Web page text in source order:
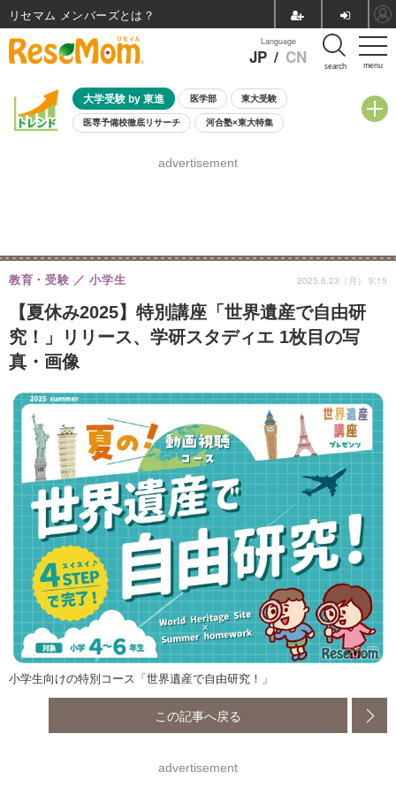
menu
Language
JP / CN search
大学受験 by 東進 医学部 東大受験
医専予備校徹底リサーチ 河合塾×東大特集
8月開催学校説明会・相談会
advertisement
【夏休み2025】特別講座「世界遺産で自由研
究！」リリース、学研スタディエ 1枚目の写
真・画像
教育・受験 小学生 2025.6.23（月） 9:15
小学生向けの特別コース「世界遺産で自由研究！」
この記事へ戻る
advertisement
リセマム メンバーズ